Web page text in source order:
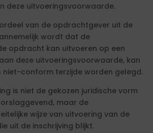
deze uitvoeringsvoorwaarde.
van de opdrachtgever uit de
wordt dat de
opdracht kan uitvoeren op een
deze uitvoeringsvoorwaarde, kan
niet-conform terzijde worden gelegd.
is niet de gekozen juridische vorm
maar de
wijze van uitvoering van de
uit de inschrijving blijkt.